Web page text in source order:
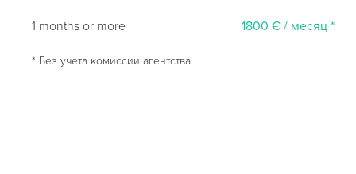
1 months or more 1800 € / месяц *
* Без учета комиссии агентства